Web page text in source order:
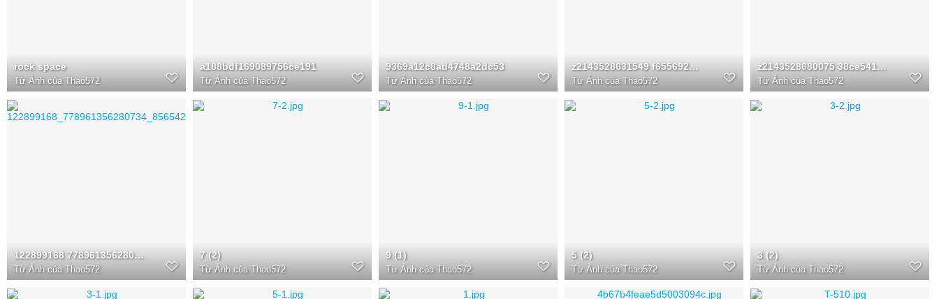
rock space
Từ Ảnh của Thao572
a188bdf169089756ce191
Từ Ảnh của Thao572
9369a12c8ad4748a2dc53
Từ Ảnh của Thao572
z2143528631549 f6556920ab4be89591ad0028e7ec7f19
Từ Ảnh của Thao572
z2143528680075 38ce5413c552e22a54777fa656f0be0b
Từ Ảnh của Thao572
122899168 778961356280734 8565422926974810091 o
Từ Ảnh của Thao572
7 (2)
Từ Ảnh của Thao572
9 (1)
Từ Ảnh của Thao572
5 (2)
Từ Ảnh của Thao572
3 (2)
Từ Ảnh của Thao572